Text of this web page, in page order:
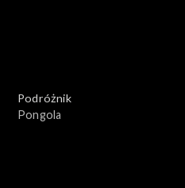
Podróżnik
Pongola